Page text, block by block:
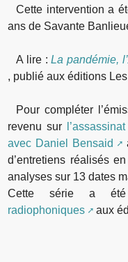
Cette intervention a
ans de Savante
A lire :La pandémie,
, publié aux éditions
Pour compléter
revenu sur
avec Daniel Bensaid
d’entretiens réalisés
analyses sur 13 dates
Cette série a
radiophoniques
aux